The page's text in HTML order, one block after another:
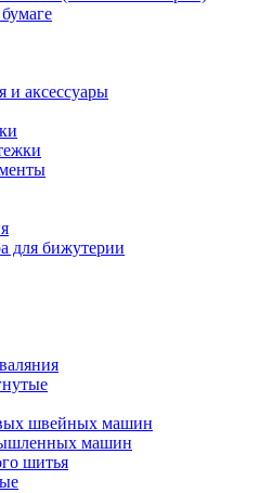
и аксессуары
для бижутерии
швейных машин
машин
шитья